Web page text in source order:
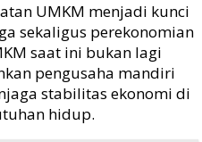
UMKM menjadi kunci
sekaligus perekonomian
saat ini bukan lagi
pengusaha mandiri
stabilitas ekonomi di
hidup.